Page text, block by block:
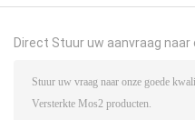
Direct Stuur uw aanvraag naar